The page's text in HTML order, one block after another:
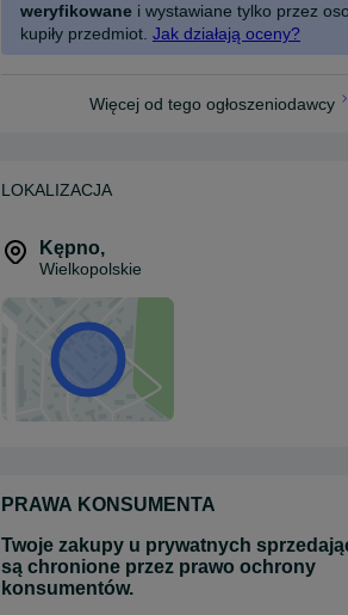
weryfikowane i wystawiane tylko przez
kupiły przedmiot. Jak działają oceny?
Więcej od tego ogłoszeniodawcy
LOKALIZACJA
Kępno,
Wielkopolskie
PRAWA KONSUMENTA
Twoje zakupy u prywatnych
są chronione przez prawo ochrony
konsumentów.